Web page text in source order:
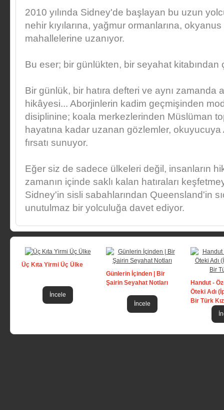
2010 yılında Sidney'de başlayan bu uzun
nehir kıyılarına, yağmur ormanlarına,
mahallelerine uzanıyor.
Bu eser; bir günlükten, bir seyahat kitabından
Bir günlük, bir hatıra defteri ve aynı zamanda
hikâyesi... Aborjinlerin kadim geçmişinden
disiplinine; koala merkezlerinden Müslüman
hayatına kadar uzanan gözlemler,
fırsatı sunuyor.
Eğer siz de sadece ülkeleri değil, insanların
zamanın içinde saklı kalan hatıraları
Sidney'in sisli sabahlarından Queensland'in
unutulmaz bir yolculuğa davet ediyor.
Üç Kıta Yirmi Üç Ülke
İncele
Günlerin İçinden | Bir
Şairin Seyahat Notları
İncele
Handut -
Öteki Adı
Bir Türk